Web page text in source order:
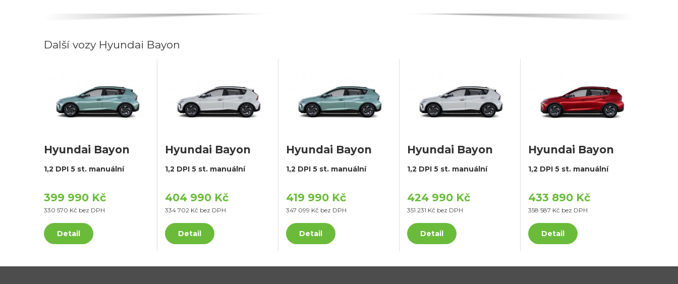
Další vozy Hyundai Bayon
Hyundai Bayon
1,2 DPI 5 st. manuální
399 990 Kč
330 570 Kč bez DPH
Detail
Hyundai Bayon
1,2 DPI 5 st. manuální
404 990 Kč
334 702 Kč bez DPH
Detail
Hyundai Bayon
1,2 DPI 5 st. manuální
419 990 Kč
347 099 Kč bez DPH
Detail
Hyundai Bayon
1,2 DPI 5 st. manuální
424 990 Kč
351 231 Kč bez DPH
Detail
Hyundai Bayon
1,2 DPI 5 st. manuální
433 890 Kč
358 587 Kč bez DPH
Detail